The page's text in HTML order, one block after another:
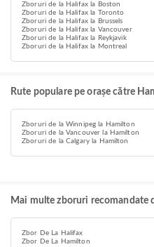
Zboruri de la Halifax la Boston
Zboruri de la Halifax la Toronto
Zboruri de la Halifax la Brussels
Zboruri de la Halifax la Vancouver
Zboruri de la Halifax la Reykjavik
Zboruri de la Halifax la Montreal
Rute populare pe orașe către
Zboruri de la Winnipeg la Hamilton
Zboruri de la Vancouver la Hamilton
Zboruri de la Calgary la Hamilton
Mai multe zboruri recomandate
Zbor De La Halifax
Zbor De La Hamilton